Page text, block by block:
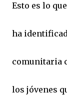
Esto es lo
ha
comunitaria
los jóvenes